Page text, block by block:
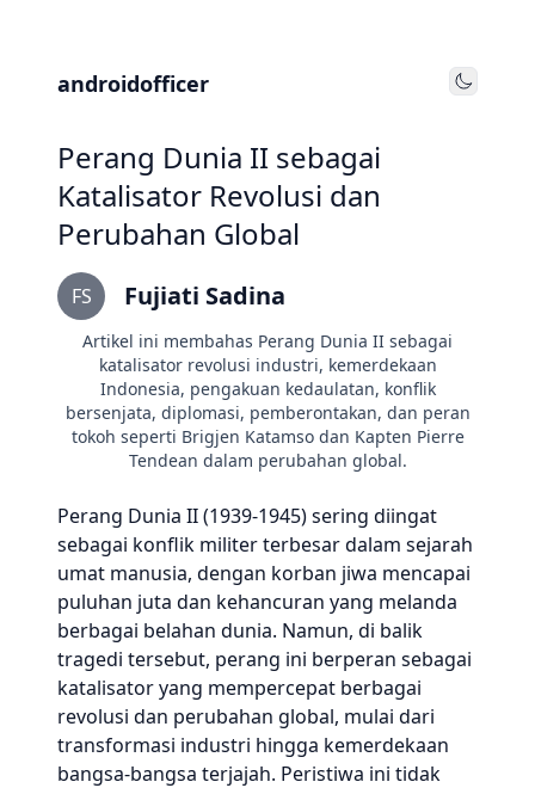
androidofficer Toggle
Perang Dunia II sebagai
Katalisator Revolusi dan
Perubahan Global
FS Fujiati Sadina
Artikel ini membahas Perang Dunia II sebagai
katalisator revolusi industri, kemerdekaan
Indonesia, pengakuan kedaulatan, konflik
bersenjata, diplomasi, pemberontakan, dan peran
tokoh seperti Brigjen Katamso dan Kapten Pierre
Tendean dalam perubahan global.
Perang Dunia II (1939-1945) sering diingat
sebagai konflik militer terbesar dalam sejarah
umat manusia, dengan korban jiwa mencapai
puluhan juta dan kehancuran yang melanda
berbagai belahan dunia. Namun, di balik
tragedi tersebut, perang ini berperan sebagai
katalisator yang mempercepat berbagai
revolusi dan perubahan global, mulai dari
transformasi industri hingga kemerdekaan
bangsa-bangsa terjajah. Peristiwa ini tidak